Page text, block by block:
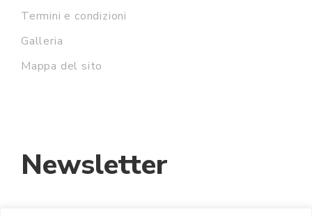
Termini e condizioni
Galleria
Mappa del sito
Newsletter